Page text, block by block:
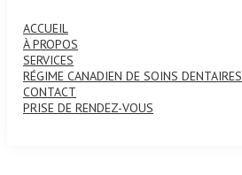
ACCUEIL
À PROPOS
SERVICES
RÉGIME CANADIEN DE SOINS DENTAIRES
CONTACT
PRISE DE RENDEZ-VOUS